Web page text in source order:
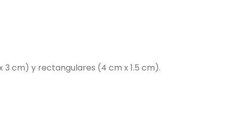
cm) y rectangulares (4 cm x 1.5 cm).